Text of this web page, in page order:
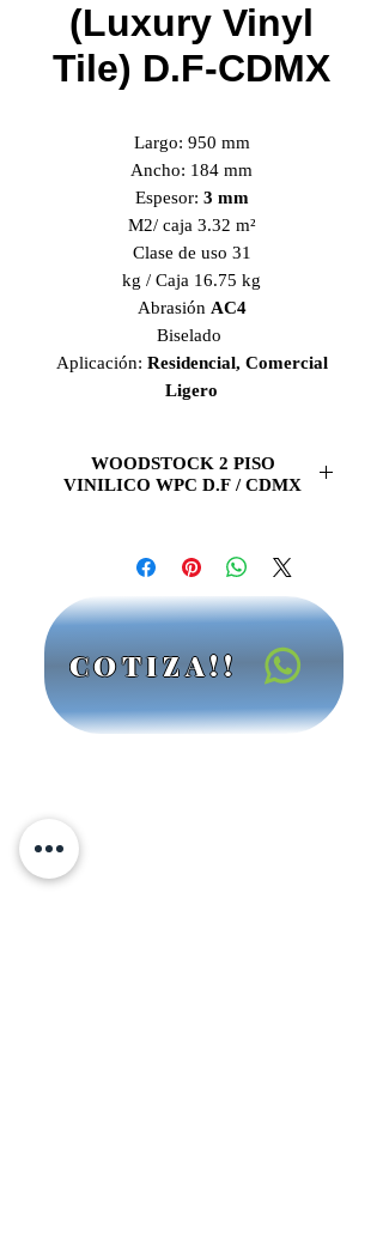
(Luxury Vinyl
Tile) D.F-CDMX
Largo: 950 mm
Ancho: 184 mm
Espesor: 3 mm
M2/ caja 3.32 m²
Clase de uso 31
kg / Caja 16.75 kg
Abrasión AC4
Biselado
Aplicación: Residencial, Comercial
Ligero
WOODSTOCK 2 PISO
VINILICO WPC D.F / CDMX
VINILICO LVT (Luxury Vinyl Tile)
PISO VINILICO WOODSTOCK 2
de la linea delujo LVT,es tu mejor
hermosos, sus tonos frescos y
elegantes con la mejor calidad.CCM
es la mejor opcion enPisos Vinilicos
en la CDMX / D.F
COTIZA!!